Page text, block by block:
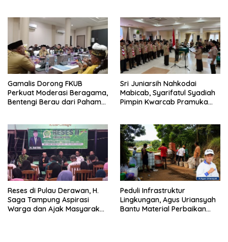
Gamalis Dorong FKUB
Perkuat Moderasi Beragama,
Bentengi Berau dari Paham
Sri Juniarsih Nahkodai
Mabicab, Syarifatul Syadiah
Pimpin Kwarcab Pramuka
Reses di Pulau Derawan, H.
Saga Tampung Aspirasi
Warga dan Ajak Masyarakat
Peduli Infrastruktur
Lingkungan, Agus Uriansyah
Bantu Material Perbaikan